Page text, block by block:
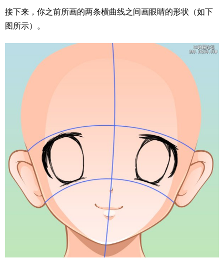
接下来，你之前所画的两条横曲线之间画眼睛的形状（如下
图所示）。